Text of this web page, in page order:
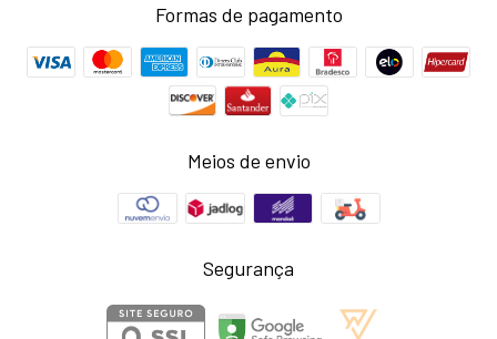
Formas de pagamento
Meios de envio
Segurança